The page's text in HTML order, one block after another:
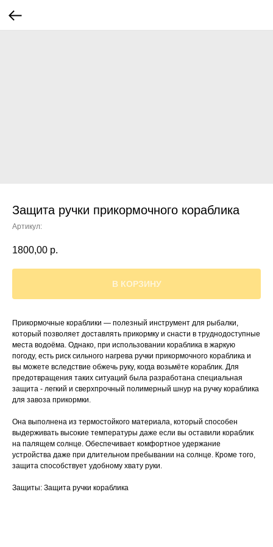
Защита ручки прикормочного кораблика
Артикул:
1800,00 р.
В КОРЗИНУ
Прикормочные кораблики — полезный инструмент для рыбалки,
который позволяет доставлять прикормку и снасти в труднодоступные
места водоёма. Однако, при использовании кораблика в жаркую
погоду, есть риск сильного нагрева ручки прикормочного кораблика и
вы можете вследствие обжечь руку, когда возьмёте кораблик. Для
предотвращения таких ситуаций была разработана специальная
защита - легкий и сверхпрочный полимерный шнур на ручку кораблика
для завоза прикормки.
Она выполнена из термостойкого материала, который способен
выдерживать высокие температуры даже если вы оставили кораблик
на палящем солнце. Обеспечивает комфортное удержание
устройства даже при длительном пребывании на солнце. Кроме того,
защита способствует удобному хвату руки.
Защиты: Защита ручки кораблика